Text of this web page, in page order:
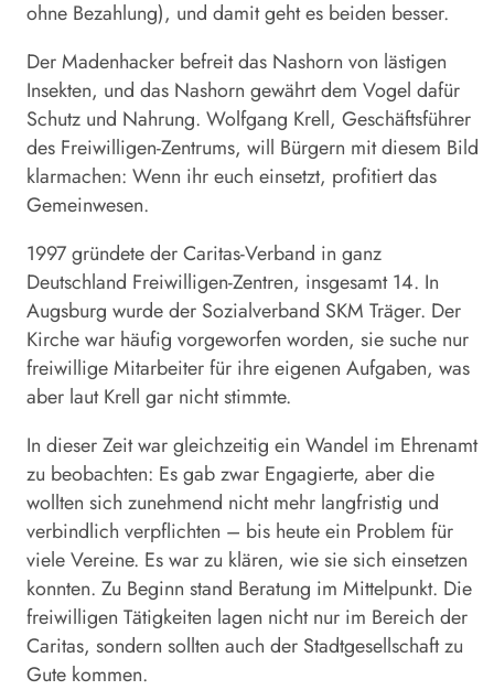
ohne Bezahlung), und damit geht es beiden besser.
Der Madenhacker befreit das Nashorn von lästigen
Insekten, und das Nashorn gewährt dem Vogel dafür
Schutz und Nahrung. Wolfgang Krell, Geschäftsführer
des Freiwilligen-Zentrums, will Bürgern mit diesem Bild
klarmachen: Wenn ihr euch einsetzt, profitiert das
Gemeinwesen.
1997 gründete der Caritas-Verband in ganz
Deutschland Freiwilligen-Zentren, insgesamt 14. In
Augsburg wurde der Sozialverband SKM Träger. Der
Kirche war häufig vorgeworfen worden, sie suche nur
freiwillige Mitarbeiter für ihre eigenen Aufgaben, was
aber laut Krell gar nicht stimmte.
In dieser Zeit war gleichzeitig ein Wandel im Ehrenamt
zu beobachten: Es gab zwar Engagierte, aber die
wollten sich zunehmend nicht mehr langfristig und
verbindlich verpflichten – bis heute ein Problem für
viele Vereine. Es war zu klären, wie sie sich einsetzen
konnten. Zu Beginn stand Beratung im Mittelpunkt. Die
freiwilligen Tätigkeiten lagen nicht nur im Bereich der
Caritas, sondern sollten auch der Stadtgesellschaft zu
Gute kommen.